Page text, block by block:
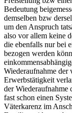
Bedeutung
demselben bzw
um den Anspruch
also vor allem keine
die ebenfalls nur bei
bezogen werden
Wiederaufnahme der
Erwerbstätigkeit
der Wiederaufnahme
fast schon einen
Väterkarenz im